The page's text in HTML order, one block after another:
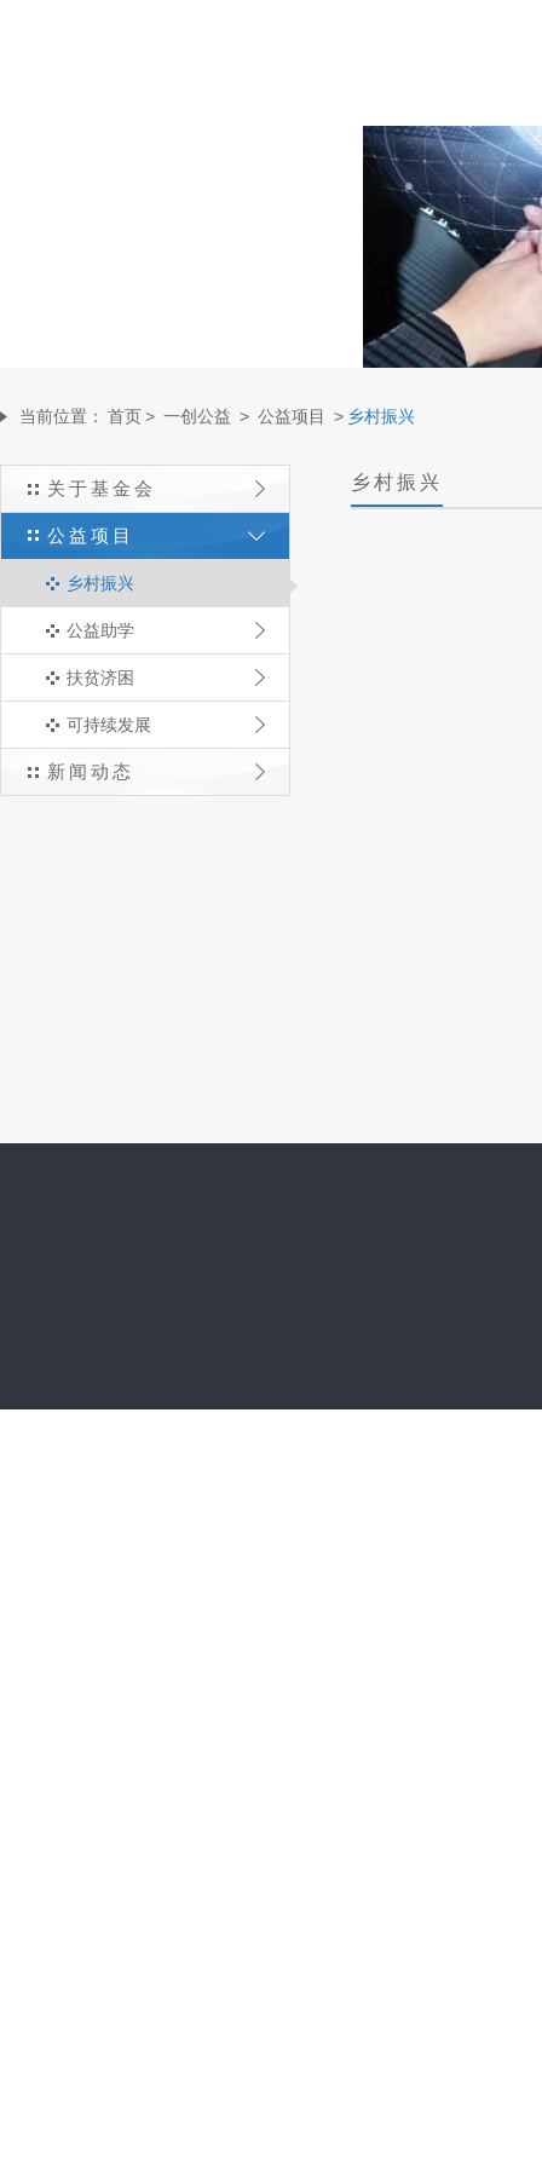
当前位置： 首页> 一创公益 > 公益项目 > 乡村振兴
关于基金会
公益项目
乡村振兴
公益助学
扶贫济困
可持续发展
新闻动态
乡村振兴